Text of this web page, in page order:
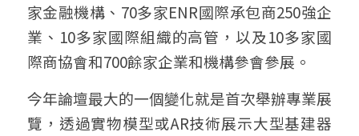
家金融機構、70多家ENR國際承包商250強企
業、10多家國際組織的高管，以及10多家國
際商協會和700餘家企業和機構參會參展。
今年論壇最大的一個變化就是首次舉辦專業展
覽，透過實物模型或AR技術展示大型基建器